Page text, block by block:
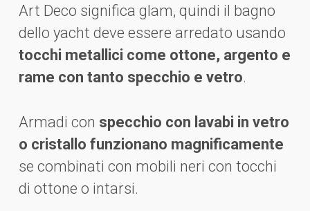
Art Deco significa glam, quindi il bagno
dello yacht deve essere arredato usando
tocchi metallici come ottone, argento e
rame con tanto specchio e vetro.
Armadi con specchio con lavabi in vetro
o cristallo funzionano magnificamente
se combinati con mobili neri con tocchi
di ottone o intarsi.